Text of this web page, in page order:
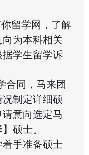
留学网，了解
为本科相关
学生留学诉
合同，马来团
制定详细硕
意向选定马
硕士。
手准备硕士